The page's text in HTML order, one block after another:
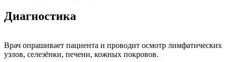
Диагностика
Врач опрашивает пациента и проводит осмотр лимфатических
узлов, селезёнки, печени, кожных покровов.